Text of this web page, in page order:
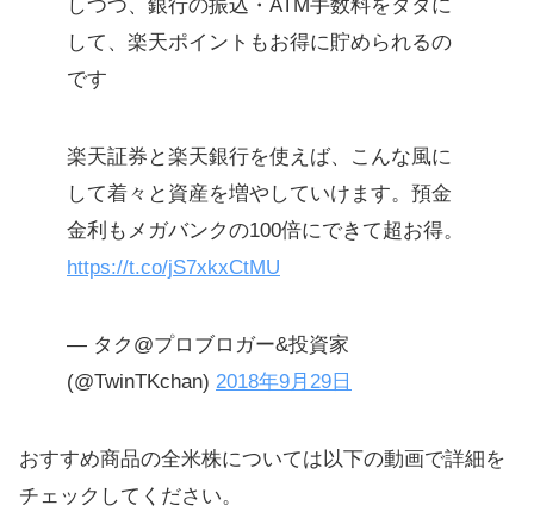
しつつ、銀行の振込・ATM手数料をタダに
して、楽天ポイントもお得に貯められるの
です
楽天証券と楽天銀行を使えば、こんな風に
して着々と資産を増やしていけます。預金
金利もメガバンクの100倍にできて超お得。
https://t.co/jS7xkxCtMU
— タク@プロブロガー&投資家
(@TwinTKchan) 2018年9月29日
おすすめ商品の全米株については以下の動画で詳細を
チェックしてください。